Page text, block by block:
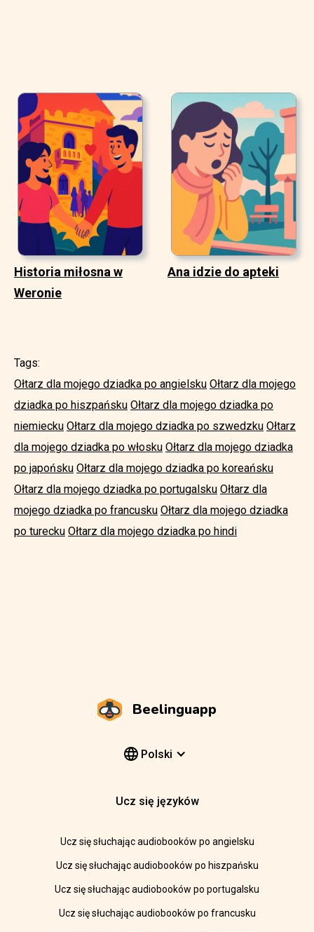
Historia miłosna w
Weronie
Ana idzie do apteki
Tags:
Ołtarz dla mojego dziadka po angielsku Ołtarz dla mojego
dziadka po hiszpańsku Ołtarz dla mojego dziadka po
niemiecku Ołtarz dla mojego dziadka po szwedzku Ołtarz
dla mojego dziadka po włosku Ołtarz dla mojego dziadka
po japońsku Ołtarz dla mojego dziadka po koreańsku
Ołtarz dla mojego dziadka po portugalsku Ołtarz dla
mojego dziadka po francusku Ołtarz dla mojego dziadka
po turecku Ołtarz dla mojego dziadka po hindi
Beelinguapp
Polski
Ucz się języków
Ucz się słuchając audiobooków po angielsku
Ucz się słuchając audiobooków po hiszpańsku
Ucz się słuchając audiobooków po portugalsku
Ucz się słuchając audiobooków po francusku